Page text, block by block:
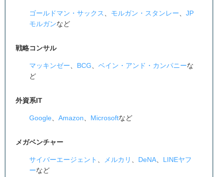
ゴールドマン・サックス モルガン・スタンレー
JP
モルガンなど
戦略コンサル
マッキンゼー BCG ベイン・アンド・カンパニーな
ど
外資系IT
Google、 Amazon Microsoftなど
メガベンチャー
サイバーエージェント メルカリ DeNA、 LINEヤフ
ーなど